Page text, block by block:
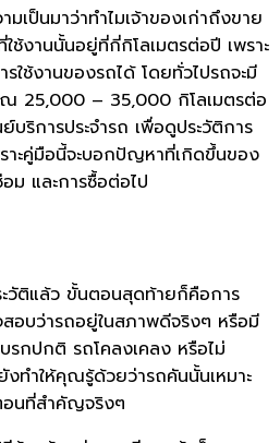
มเป็นมาว่าทำไมเจ้าของเก่าถึงขาย
ช้งานนั้นอยู่ที่กี่กิโลเมตรต่อปี เพราะ
ใช้งานของรถได้ โดยทั่วไปรถจะมี
าณ 25,000 – 35,000 กิโลเมตรต่อ
บริการประจำรถ เพื่อดูประวัติการ
าะคู่มือนี้จะบอกปัญหาที่เกิดขึ้นของ
ม และการซื้อต่อไป
ะวัติแล้ว ขั้นตอนสุดท้ายก็คือการ
อบว่ารถอยู่ในสภาพดีจริงๆ หรือมี
รกปกติ รถโคลงเคลง หรือไม่
ทำให้คุณรู้ด้วยว่ารถคันนั้นเหมาะ
อนที่สำคัญจริงๆ